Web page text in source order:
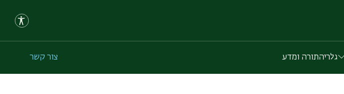
גלריהתורה ומדע צור קשר